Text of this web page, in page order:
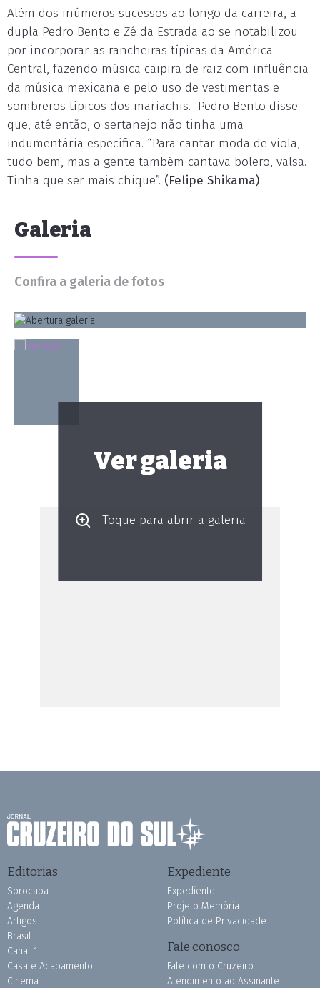
Além dos inúmeros sucessos ao longo da carreira, a
dupla Pedro Bento e Zé da Estrada ao se notabilizou
por incorporar as rancheiras típicas da América
Central, fazendo música caipira de raiz com influência
da música mexicana e pelo uso de vestimentas e
sombreros típicos dos mariachis. Pedro Bento disse
que, até então, o sertanejo não tinha uma
indumentária específica. “Para cantar moda de viola,
tudo bem, mas a gente também cantava bolero, valsa.
Tinha que ser mais chique”. (Felipe Shikama)
Galeria
Confira a galeria de fotos
Ver galeria
Toque para abrir a galeria
Editorias
Sorocaba
Agenda
Artigos
Brasil
Canal 1
Casa e Acabamento
Cinema
Expediente
Expediente
Projeto Memória
Política de Privacidade
Fale conosco
Fale com o Cruzeiro
Atendimento ao Assinante